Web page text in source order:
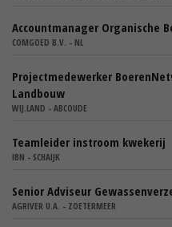
Accountmanager Organische
COMGOED B.V. - NL
Projectmedewerker
Landbouw
WIJ.LAND - ABCOUDE
Teamleider instroom kwekerij
IBN - SCHAIJK
Senior Adviseur
AGRIVER U.A. - ZOETERMEER